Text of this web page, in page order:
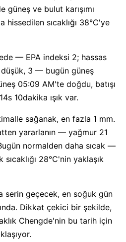
güneş ve bulut karışımı
hissedilen sıcaklığı 38°C'ye
— EPA indeksi 2; hassas
3 — bugün güneş
05:09 AM'te doğdu, batışı
10dakika ışık var.
sağanak, en fazla 1 mm.
yararlanın — yağmur 21
normalden daha sıcak —
28°C'nin yaklaşık
serin geçecek, en soğuk gün
Dikkat çekici bir şekilde,
Chengde'nin bu tarih için